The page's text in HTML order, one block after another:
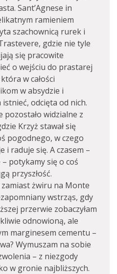
Sant’Agnese in
ramieniem
szachownicą rurek i
gdzie nie tyle
się pracowite
o wejściu do prastarej
w całości
w absydzie i
istnieć, odcięta od nich.
pozostało widzialne z
Krzyż stawał się
pogodnego, w czego
i raduje się. A czasem –
– potykamy się o coś
przyszłość.
żwiru na Monte
wstrząs, gdy
przerwie zobaczyłam
odnowioną, ale
marginesem cementu –
Wymuszam na sobie
– z niezgody
w gronie najbliższych.